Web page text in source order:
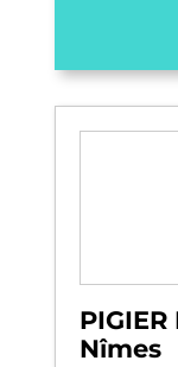
Nîmes